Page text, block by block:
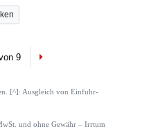
9 Next
[^]: Ausgleich von Einfuhr-
und ohne Gewähr – Irrtum